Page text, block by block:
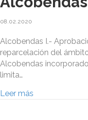
08.02.2020
Alcobendas I.-
reparcelación del
Alcobendas
limita…
Leer más